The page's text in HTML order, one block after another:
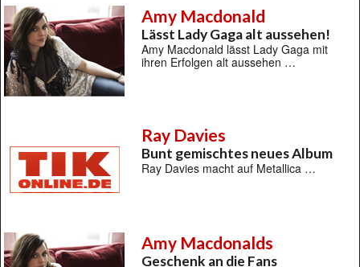
Amy Macdonald
Lässt Lady Gaga alt aussehen!
Amy Macdonald lässt Lady Gaga mit
ihren Erfolgen alt aussehen …
Ray Davies
Bunt gemischtes neues Album
Ray Davies macht auf Metallica …
Amy Macdonalds
Geschenk an die Fans